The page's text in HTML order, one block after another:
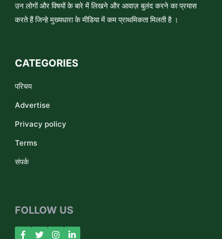
उन लोगों और विषयों के बारे में लिखने और आवाज़ बुलंद करने का प्रयास
करते हैं जिन्हे मुख्यधारा के मीडिया में कम प्राथमिकता मिलती है ।
CATEGORIES
परिचय
Advertise
Privacy policy
Terms
संपर्क
FOLLOW US